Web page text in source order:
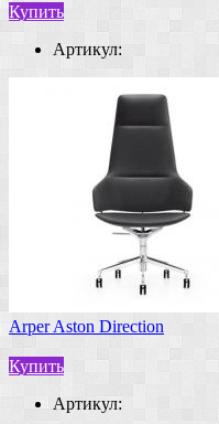
Купить
Артикул:
Arper Aston Direction
Купить
Артикул: